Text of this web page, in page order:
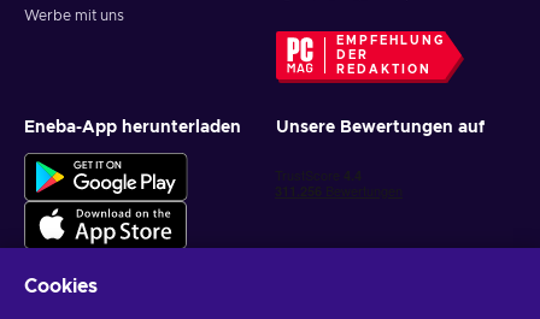
Werbe mit uns
EMPFEHLUNG
DER
REDAKTION
Eneba-App herunterladen Unsere Bewertungen auf
Cookies